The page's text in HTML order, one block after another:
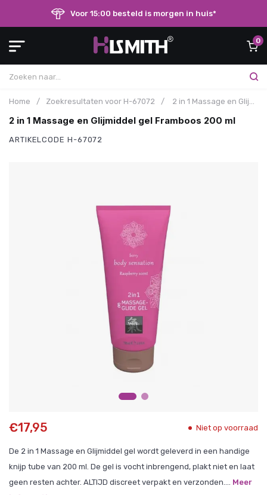
Voor 15:00 besteld is morgen in huis*
0
Home / Zoekresultaten voor H-67072 / 2 in 1 Massage en Glijmiddel gel Framboos 200 ml
2 in 1 Massage en Glijmiddel gel Framboos 200 ml
ARTIKELCODE H-67072
€17,95 Niet op voorraad
De 2 in 1 Massage en Glijmiddel gel wordt geleverd in een handige
knijp tube van 200 ml. De gel is vocht inbrengend, plakt niet en laat
geen resten achter. ALTIJD discreet verpakt en verzonden.... Meer